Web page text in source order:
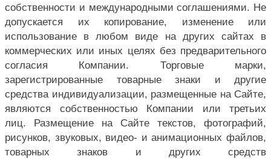
собственности и международными соглашениями. Не
допускается их копирование, изменение или
использование в любом виде на других сайтах в
коммерческих или иных целях без предварительного
согласия Компании. Торговые марки,
зарегистрированные товарные знаки и другие
средства индивидуализации, размещенные на Сайте,
являются собственностью Компании или третьих
лиц. Размещение на Сайте текстов, фотографий,
рисунков, звуковых, видео- и анимационных файлов,
товарных знаков и других средств